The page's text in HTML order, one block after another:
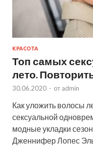
КРАСОТА
Топ самых
лето.
30.06.2020 - от admin
Как уложить волосы
сексуальной
модные укладки
Дженнифер Лопес